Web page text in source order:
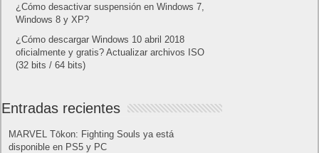
¿Cómo desactivar suspensión en Windows 7,
Windows 8 y XP?
¿Cómo descargar Windows 10 abril 2018
oficialmente y gratis? Actualizar archivos ISO
(32 bits / 64 bits)
Entradas recientes
MARVEL Tōkon: Fighting Souls ya está
disponible en PS5 y PC